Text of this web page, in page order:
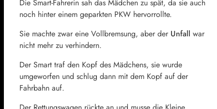
Die Smart-Fahrerin sah das Mädchen zu spät, da sie auch
noch hinter einem geparkten PKW hervorrollte.
Sie machte zwar eine Vollbremsung, aber der Unfall war
nicht mehr zu verhindern.
Der Smart traf den Kopf des Mädchens, sie wurde
umgeworfen und schlug dann mit dem Kopf auf der
Fahrbahn auf.